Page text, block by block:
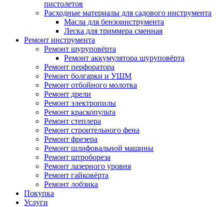
пистолетов
Расходные материалы для садового инструмента
Масла для бензоинструмента
Леска для триммера сменная
Ремонт инструмента
Ремонт шуруповёрта
Ремонт аккумулятора шуруповёрта
Ремонт перфоратора
Ремонт болгарки и УШМ
Ремонт отбойного молотка
Ремонт дрели
Ремонт электропилы
Ремонт краскопульта
Ремонт степлера
Ремонт строительного фена
Ремонт фрезера
Ремонт шлифовальной машины
Ремонт штробореза
Ремонт лазерного уровня
Ремонт гайковёрта
Ремонт лобзика
Покупка
Услуги